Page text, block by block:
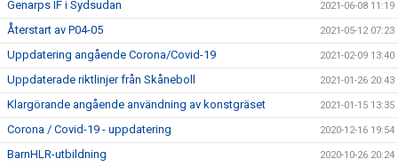
Genarps IF i Sydsudan 2021-06-08 11:19
Återstart av P04-05 2021-05-12 07:23
Uppdatering angående Corona/Covid-19 2021-02-09 13:40
Uppdaterade riktlinjer från Skåneboll 2021-01-26 20:43
Klargörande angående användning av konstgräset 2021-01-15 13:35
Corona / Covid-19 - uppdatering 2020-12-16 19:54
BarnHLR-utbildning 2020-10-26 20:24